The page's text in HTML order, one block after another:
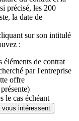
précisé, les 200
la date de
sur son intitulé
:
éléments de contrat
par l'entreprise
offre
le cas échéant
intéressent